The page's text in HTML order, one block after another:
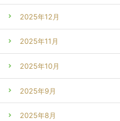
2025年12月
2025年11月
2025年10月
2025年9月
2025年8月